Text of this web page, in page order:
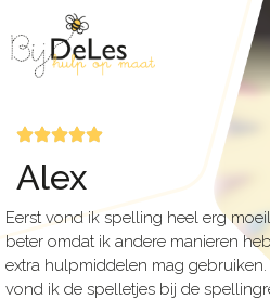
Alex
Eerst vond ik spelling heel erg
beter omdat ik andere manieren
extra hulpmiddelen mag gebruiken.
vond ik de spelletjes bij de